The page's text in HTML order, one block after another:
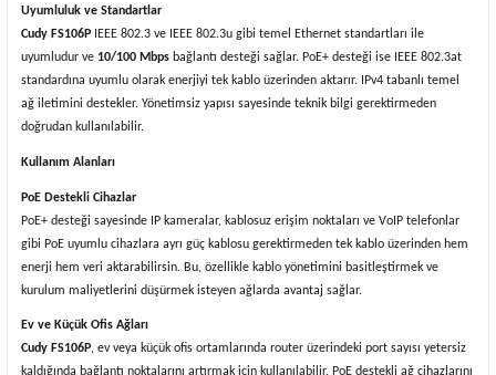
Uyumluluk ve Standartlar
Cudy FS106P IEEE 802.3 ve IEEE 802.3u gibi temel Ethernet standartları ile
uyumludur ve 10/100 Mbps bağlantı desteği sağlar. PoE+ desteği ise IEEE 802.3at
standardına uyumlu olarak enerjiyi tek kablo üzerinden aktarır. IPv4 tabanlı temel
ağ iletimini destekler. Yönetimsiz yapısı sayesinde teknik bilgi gerektirmeden
doğrudan kullanılabilir.
Kullanım Alanları
PoE Destekli Cihazlar
PoE+ desteği sayesinde IP kameralar, kablosuz erişim noktaları ve VoIP telefonlar
gibi PoE uyumlu cihazlara ayrı güç kablosu gerektirmeden tek kablo üzerinden hem
enerji hem veri aktarabilirsin. Bu, özellikle kablo yönetimini basitleştirmek ve
kurulum maliyetlerini düşürmek isteyen ağlarda avantaj sağlar.
Ev ve Küçük Ofis Ağları
Cudy FS106P, ev veya küçük ofis ortamlarında router üzerindeki port sayısı yetersiz
kaldığında bağlantı noktalarını artırmak için kullanılabilir. PoE destekli ağ cihazlarını